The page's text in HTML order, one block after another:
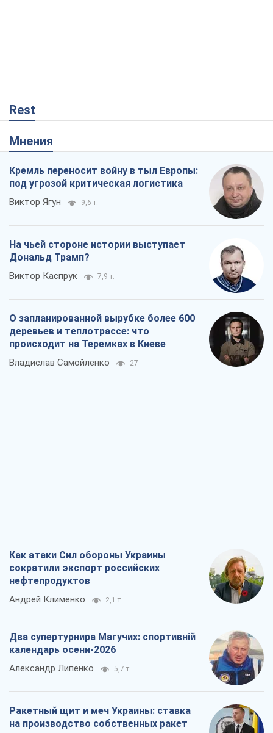
Rest
Мнения
Кремль переносит войну в тыл Европы:
под угрозой критическая логистика
Виктор Ягун 9,6 т.
На чьей стороне истории выступает
Дональд Трамп?
Виктор Каспрук 7,9 т.
О запланированной вырубке более 600
деревьев и теплотрассе: что
происходит на Теремках в Киеве
Владислав Самойленко 27
Как атаки Сил обороны Украины
сократили экспорт российских
нефтепродуктов
Андрей Клименко 2,1 т.
Два супертурнира Магучих: спортивній
календарь осени-2026
Александр Липенко 5,7 т.
Ракетный щит и меч Украины: ставка
на производство собственных ракет